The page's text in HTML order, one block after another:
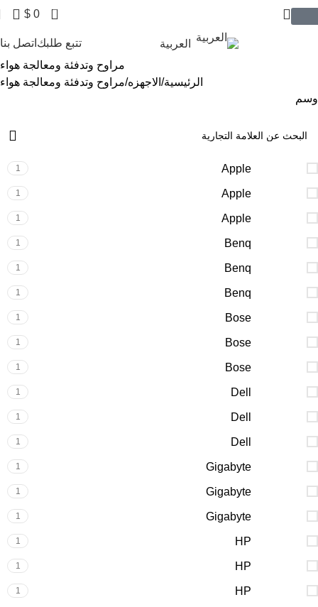
0
$ 0
العربية تتبع طلبك اتصل بنا
مراوح وتدفئة ومعالجة هواء
الرئيسية الاجهزه مراوح وتدفئة ومعالجة هواء
وسم
Apple
1
Apple
1
Apple
1
Benq
1
Benq
1
Benq
1
Bose
1
Bose
1
Bose
1
Dell
1
Dell
1
Dell
1
Gigabyte
1
Gigabyte
1
Gigabyte
1
HP
1
HP
1
HP
1